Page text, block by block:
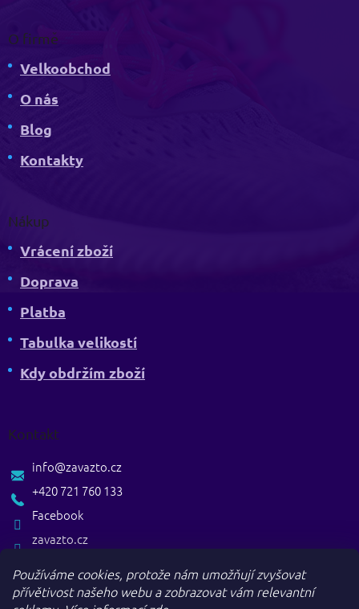
Používáme cookies, protože nám umožňují zvyšovat
přívětivost našeho webu a zobrazovat vám relevantní
O firmě
Velkoobchod
O nás
Blog
Kontakty
Nákup
Vrácení zboží
Doprava
Platba
Tabulka velikostí
Kdy obdržím zboží
Kontakt
zavazto.cz
info@zavazto.cz
+420 721 760 133
Facebook